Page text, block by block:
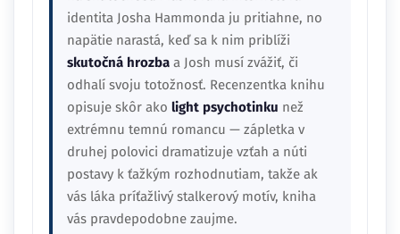
identita Josha Hammonda ju pritiahne, no
napätie narastá, keď sa k nim priblíži
skutočná hrozba a Josh musí zvážiť, či
odhalí svoju totožnosť. Recenzentka knihu
opisuje skôr ako light psychotinku než
extrémnu temnú romancu — zápletka v
druhej polovici dramatizuje vzťah a núti
postavy k ťažkým rozhodnutiam, takže ak
vás láka príťažlivý stalkerový motív, kniha
vás pravdepodobne zaujme.